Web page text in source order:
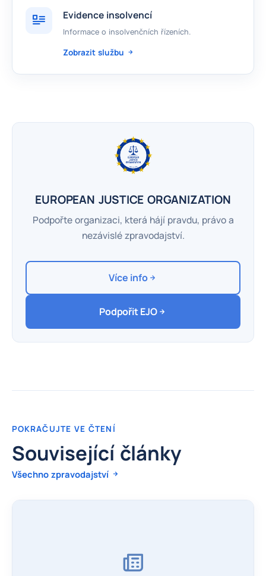
Evidence insolvencí
Informace o insolvenčních řízeních.
Zobrazit službu
EUROPEAN JUSTICE ORGANIZATION
Podpořte organizaci, která hájí pravdu, právo a
nezávislé zpravodajství.
Více info
Podpořit EJO
POKRAČUJTE VE ČTENÍ
Související články
Všechno zpravodajství